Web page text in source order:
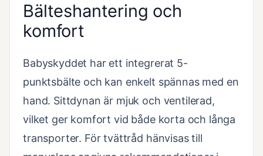
Bälteshantering och
komfort
Babyskyddet har ett integrerat 5-
punktsbälte och kan enkelt spännas med en
hand. Sittdynan är mjuk och ventilerad,
vilket ger komfort vid både korta och långa
transporter. För tvättråd hänvisas till